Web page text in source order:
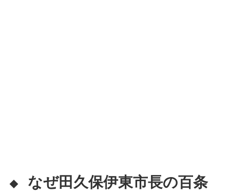
◆ なぜ田久保伊東市長の百条